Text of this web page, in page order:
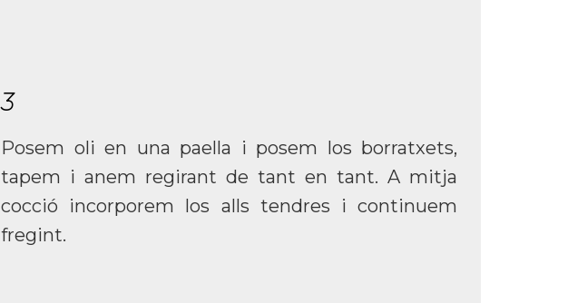
3
Posem oli en una paella i posem los borratxets,
tapem i anem regirant de tant en tant. A mitja
cocció incorporem los alls tendres i continuem
fregint.